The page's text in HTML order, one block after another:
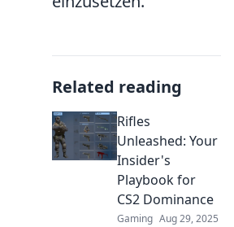
Related reading
Rifles
Unleashed: Your
Insider's
Playbook for
CS2 Dominance
Gaming Aug 29, 2025